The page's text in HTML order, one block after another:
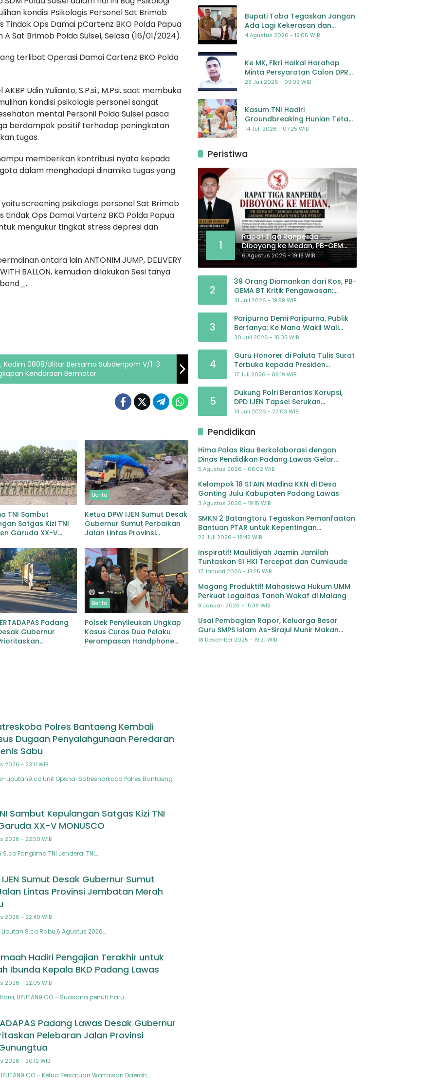
kondisi Psikologis Personel Sat Brimob
Tindak Ops Damai pCartenz BKO Polda Papua
Sat Brimob Polda Sulsel, Selasa (16/01/2024).
terlibat Operasi Damai Cartenz BKO Polda
Udin Yulianto, S.P.si., M.Psi. saat membuka
kondisi psikologis personel sangat
mental Personil Polda Sulsel pasca
berdampak positif terhadap peningkatan
tugas.
memberikan kontribusi nyata kepada
dalam menghadapi dinamika tugas yang
screening psikologis personel Sat Brimob
tindak Ops Damai Vartenz BKO Polda Papua
mengukur tingkat stress depresi dan
antara lain ANTONIM JUMP, DELIVERY
WITH BALLON, kemudian dilakukan Sesi tanya
Kodim 0808/Blitar Bersama Subdenpom V/1-3
Kendaraan Bermotor
TNI Sambut
Satgas Kizi TNI
Garuda XX-V
Berita
Ketua DPW IJEN Sumut Desak
Gubernur Sumut Perbaikan
Jalan Lintas Provinsi
Bayu
Padang
Gubernur
Berita
Polsek Penyileukan Ungkap
Kasus Curas Dua Pelaku
Perampasan Handphone
Polres Bantaeng Kembali
Dugaan Penyalahgunaan Peredaran
Sabu
2026 - 23:11 WIB
Unit Opsnal Satresnarkoba Polres Bantaeng
Sambut Kepulangan Satgas Kizi TNI
XX-V MONUSCO
2026 - 22:50 WIB
Panglima TNI Jenderal TNI…
Sumut Desak Gubernur Sumut
Lintas Provinsi Jembatan Merah
2026 - 22:40 WIB
9.co Rabu,6 Agustus 2026…
Hadiri Pengajian Terakhir untuk
Ibunda Kepala BKD Padang Lawas
2026 - 22:05 WIB
LIPUTAN9.CO – Suasana penuh haru…
Padang Lawas Desak Gubernur
Pelebaran Jalan Provinsi
2026 - 20:12 WIB
– Ketua Persatuan Wartawan Daerah…
Bupati Toba Tegaskan Jangan
Ada Lagi Kekerasan dan
Bullying Terhadap Anak,
4 Agustus 2026 - 19:06 WIB
Ke MK, Fikri Haikal Harahap
Minta Persyaratan Calon DPR
Dilengkapi Penilaian
23 Juli 2026 - 09:03 WIB
Kasum TNI Hadiri
Groundbreaking Hunian Tetap
Pascabencana di
14 Juli 2026 - 07:25 WIB
Peristiwa
1
Rapat Tiga Ranperda
Diboyong ke Medan, PB-GEMA
BT: Jangan Jadikan APBD
Ladang Pembiayaan yang
6 Agustus 2026 - 19:18 WIB
2
39 Orang Diamankan dari Kos, PB-
GEMA BT Kritik Pengawasan:
Jangan Tunggu Masyarakat
31 Juli 2026 - 19:59 WIB
3
Paripurna Demi Paripurna, Publik
Bertanya: Ke Mana Wakil Wali
Kota Padangsidimpuan?
30 Juli 2026 - 15:05 WIB
4
Guru Honorer di Paluta Tulis Surat
Terbuka kepada Presiden
Prabowo, Mohon Keadilan atas
17 Juli 2026 - 08:19 WIB
5
Dukung Polri Berantas Korupsi,
DPD IJEN Tapsel Serukan
Pengawalan Kasus Mantan
14 Juli 2026 - 22:03 WIB
Pendidikan
Hima Palas Riau Berkolaborasi dengan
Dinas Pendidikan Padang Lawas Gelar
Pelatihan OSIS SMP se-Kabupaten Padang
5 Agustus 2026 - 08:02 WIB
Kelompok 18 STAIN Madina KKN di Desa
Gonting Julu Kabupaten Padang Lawas
3 Agustus 2026 - 19:15 WIB
SMKN 2 Batangtoru Tegaskan Pemanfaatan
Bantuan PTAR untuk Kepentingan
Pendidikan
22 Juli 2026 - 18:42 WIB
Inspiratif! Maulidiyah Jazmin Jamilah
Tuntaskan S1 HKI Tercepat dan Cumlaude
17 Januari 2026 - 13:25 WIB
Magang Produktif! Mahasiswa Hukum UMM
Perkuat Legalitas Tanah Wakaf di Malang
8 Januari 2026 - 15:39 WIB
Usai Pembagian Rapor, Keluarga Besar
Guru SMPS Islam As-Sirajul Munir Makan
Bersama Sambut Libur Awal Semester
18 Desember 2025 - 19:21 WIB